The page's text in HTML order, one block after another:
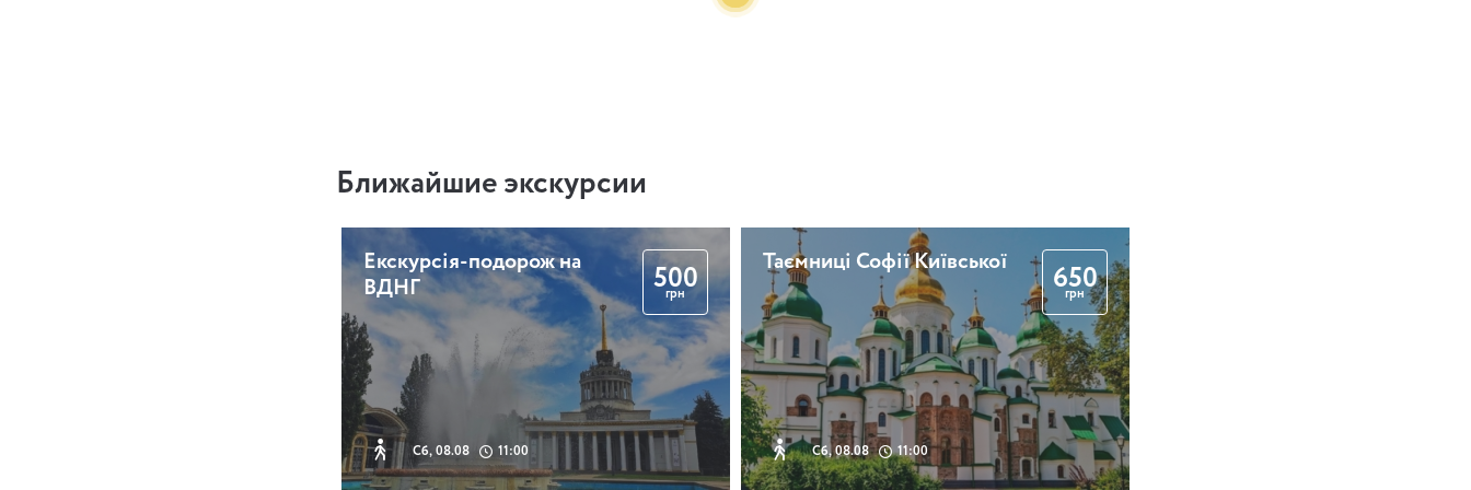
Ближайшие экскурсии
Екскурсія-подорож на
ВДНГ
Сб, 08.08 11:00
500
грн
Таємниці Софії Київської
Сб, 08.08 11:00
650
грн